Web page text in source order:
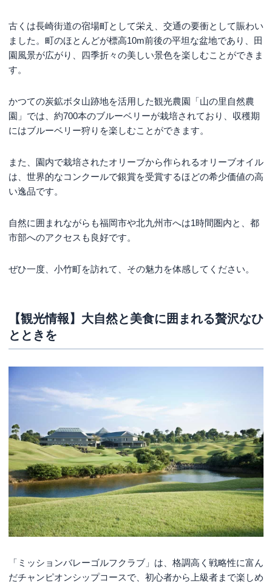
古くは長崎街道の宿場町として栄え、交通の要衝として賑わい
ました。町のほとんどが標高10m前後の平坦な盆地であり、田
園風景が広がり、四季折々の美しい景色を楽しむことができま
す。
かつての炭鉱ボタ山跡地を活用した観光農園「山の里自然農
園」では、約700本のブルーベリーが栽培されており、収穫期
にはブルーベリー狩りを楽しむことができます。
また、園内で栽培されたオリーブから作られるオリーブオイル
は、世界的なコンクールで銀賞を受賞するほどの希少価値の高
い逸品です。
自然に囲まれながらも福岡市や北九州市へは1時間圏内と、都
市部へのアクセスも良好です。
ぜひ一度、小竹町を訪れて、その魅力を体感してください。
【観光情報】大自然と美食に囲まれる贅沢なひ
とときを
「ミッションバレーゴルフクラブ」は、格調高く戦略性に富ん
だチャンピオンシップコースで、初心者から上級者まで楽しめ